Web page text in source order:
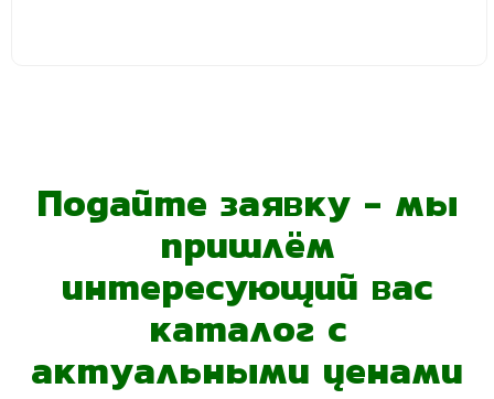
Подайте заявку - мы
пришлём
интересующий вас
каталог с
актуальными ценами